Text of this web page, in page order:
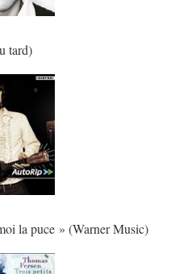
tard)
la puce » (Warner Music)